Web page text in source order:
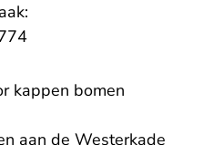
- U verlaat
kappen bomen
aan de Westerkade